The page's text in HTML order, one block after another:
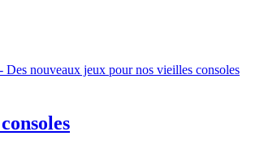
Des nouveaux jeux pour nos vieilles consoles